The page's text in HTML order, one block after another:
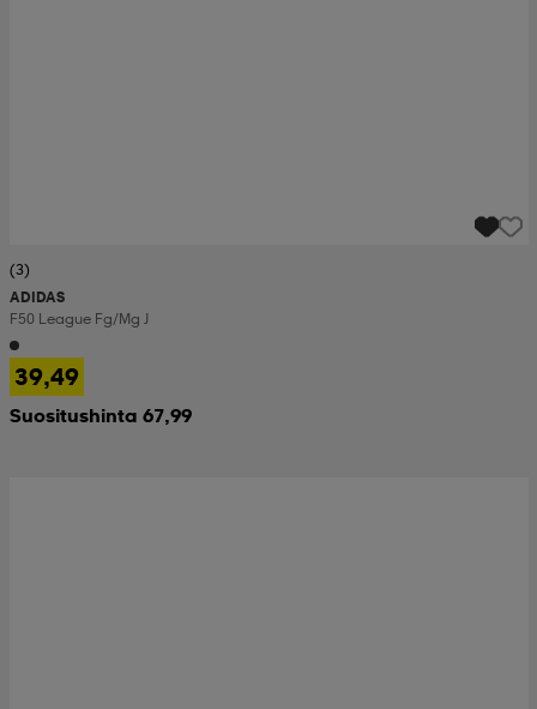
(3)
ADIDAS
F50 League Fg/mg J
39,49
Suositushinta 67,99